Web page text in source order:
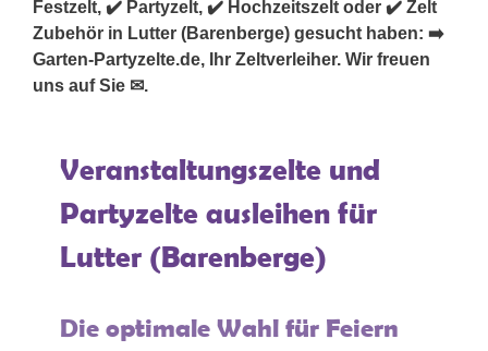
Festzelt, ✔️ Partyzelt, ✔️ Hochzeitszelt oder ✔️ Zelt
Zubehör in Lutter (Barenberge) gesucht haben: ➡️
Garten-Partyzelte.de, Ihr Zeltverleiher. Wir freuen
uns auf Sie ✉.
Veranstaltungszelte und
Partyzelte ausleihen für
Lutter (Barenberge)
Die optimale Wahl für Feiern